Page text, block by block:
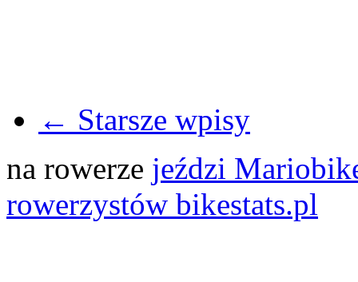
← Starsze wpisy
na rowerze jeździ
rowerzystów bikestats.pl